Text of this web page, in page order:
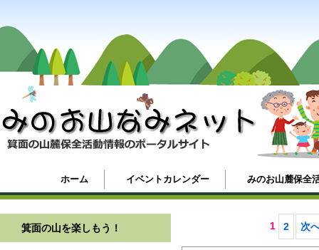
ホーム イベントカレンダー みのお山麓保全
箕面の山を楽しもう！ 1 2 次